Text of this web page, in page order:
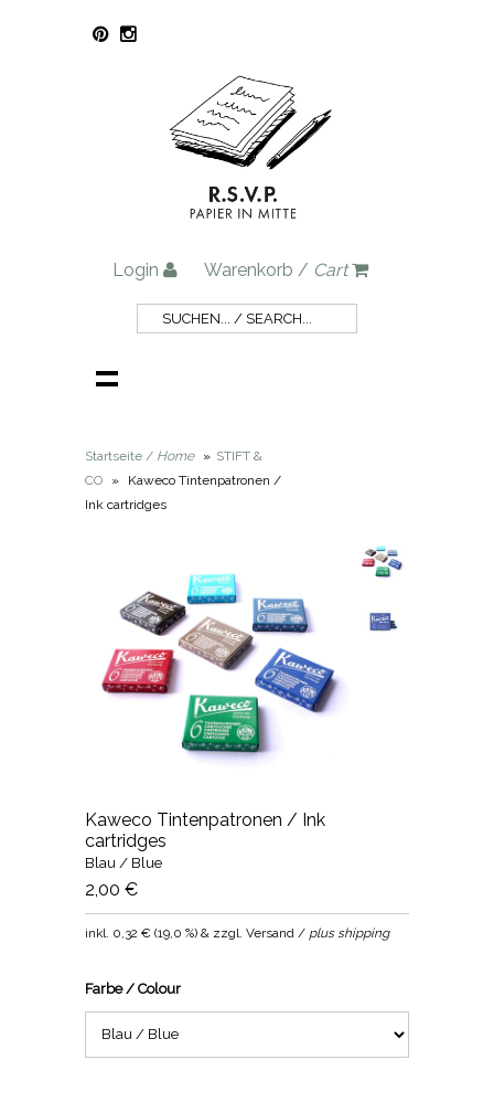
Login Warenkorb / Cart
Startseite / Home » STIFT &
CO
»
Kaweco Tintenpatronen /
Ink cartridges
Kaweco Tintenpatronen / Ink
cartridges
Blau / Blue
2,00 €
inkl. 0,32 € (19,0 %) & zzgl. Versand / plus shipping
Farbe / Colour